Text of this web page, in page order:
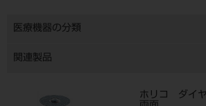
医療機器の分類
関連製品
ホリコ ダイ